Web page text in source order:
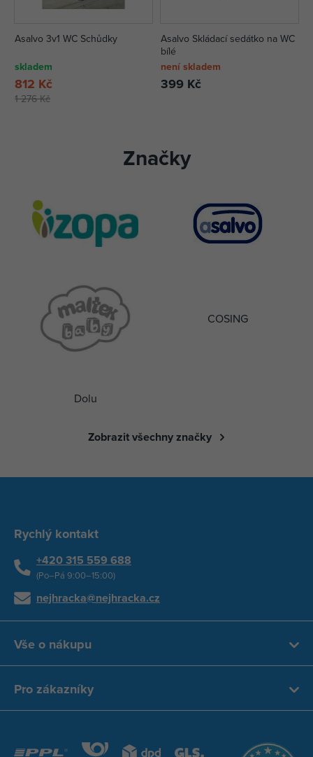
Asalvo 3v1 WC Schůdky
skladem
1 276 Kč
812 Kč
Asalvo Skládací sedátko na WC
bílé
není skladem
399 Kč
Značky
COSING
Dolu
Zobrazit všechny značky
Rychlý kontakt
+420 315 559 688
(Po–Pá 9:00–15:00)
nejhracka@nejhracka.cz
Vše o nákupu
Pro zákazníky